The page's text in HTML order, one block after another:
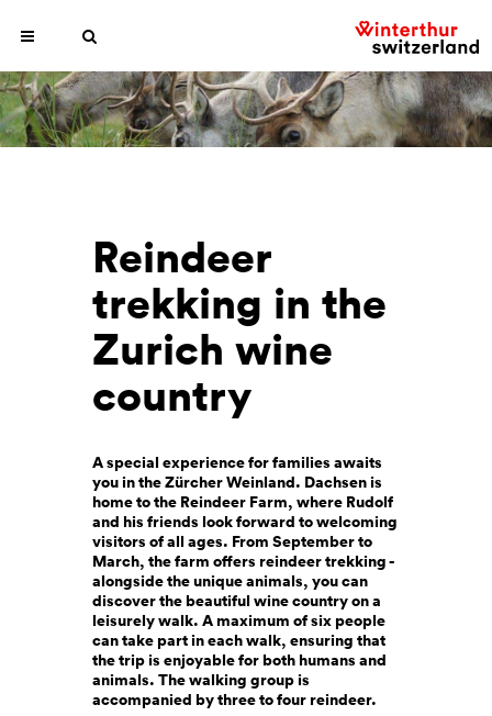
Reindeer
trekking in the
Zurich wine
country
A special experience for families awaits
you in the Zürcher Weinland. Dachsen is
home to the Reindeer Farm, where Rudolf
and his friends look forward to welcoming
visitors of all ages. From September to
March, the farm offers reindeer trekking -
alongside the unique animals, you can
discover the beautiful wine country on a
leisurely walk. A maximum of six people
can take part in each walk, ensuring that
the trip is enjoyable for both humans and
animals. The walking group is
accompanied by three to four reindeer.